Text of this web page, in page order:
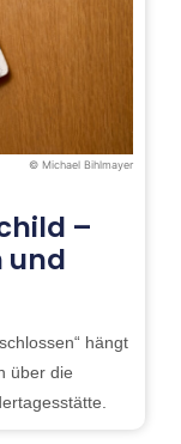
© Michael Bihlmayer
–
und
hängt
über die